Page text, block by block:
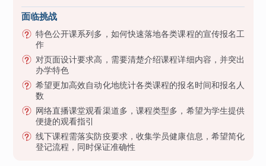
面临挑战
特色公开课系列多，如何快速落地各类课程的宣传报名工
作
对页面设计要求高，需要清楚介绍课程详细内容，并突出
办学特色
希望更加高效自动化地统计各类课程的报名时间和报名人
数
网络直播课堂观看渠道多，课程类型多，希望为学生提供
便捷的观看指引
线下课程需落实防疫要求，收集学员健康信息，希望简化
登记流程，同时保证准确性